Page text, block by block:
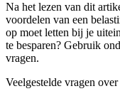
Na het lezen van dit
voordelen van een
op moet letten bij je
te besparen? Gebruik
vragen.
Veelgestelde vragen